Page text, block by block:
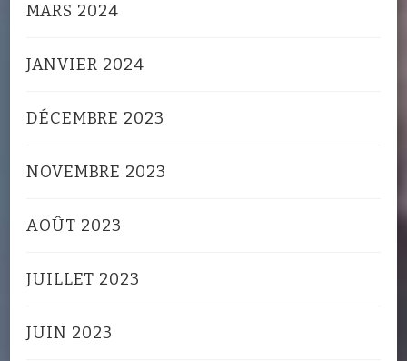
MARS 2024
JANVIER 2024
DÉCEMBRE 2023
NOVEMBRE 2023
AOÛT 2023
JUILLET 2023
JUIN 2023